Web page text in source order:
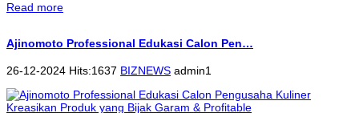
Read more
Ajinomoto Professional Edukasi Calon Pen…
26-12-2024 Hits:1637 BIZNEWS admin1